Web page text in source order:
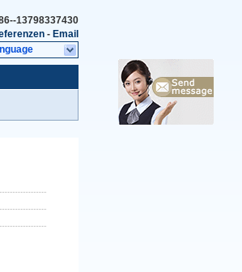
13798337430
- Email